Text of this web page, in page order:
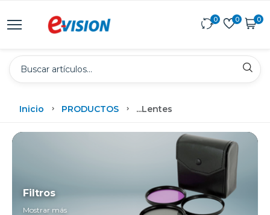
0 0 0
Inicio PRODUCTOS ...Lentes
Filtros
Mostrar más